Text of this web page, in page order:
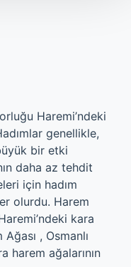
Haremi’ndeki
genellikle,
bir etki
daha az tehdit
için hadım
olurdu. Harem
kara
Ağası , Osmanlı
harem ağalarının